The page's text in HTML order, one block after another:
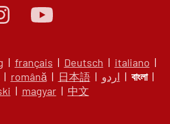
| français | Deutsch | italiano |
| română | 日本語| اردو | বাংলা|
| magyar | 中文